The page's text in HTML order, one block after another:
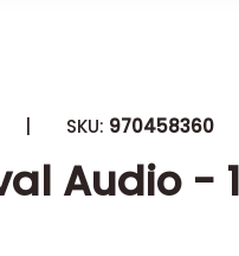
| SKU: 970458360
Audio -